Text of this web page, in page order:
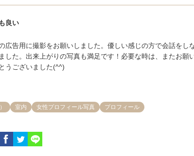
良い
広告用に撮影をお願いしました。優しい感じの方で会話をし
した。出来上がりの写真も満足です！必要な時は、またお願
うございました(^^)
室内 女性プロフィール写真 プロフィール